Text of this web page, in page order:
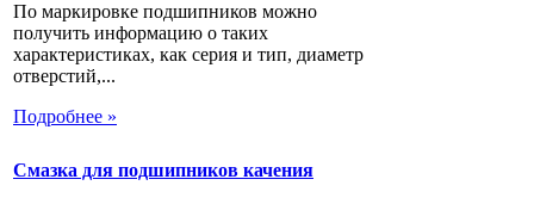
По маркировке подшипников можно
получить информацию о таких
характеристиках, как серия и тип, диаметр
отверстий,...
Подробнее »
Смазка для подшипников качения